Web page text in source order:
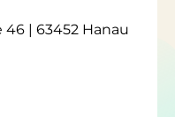
| 63452 Hanau